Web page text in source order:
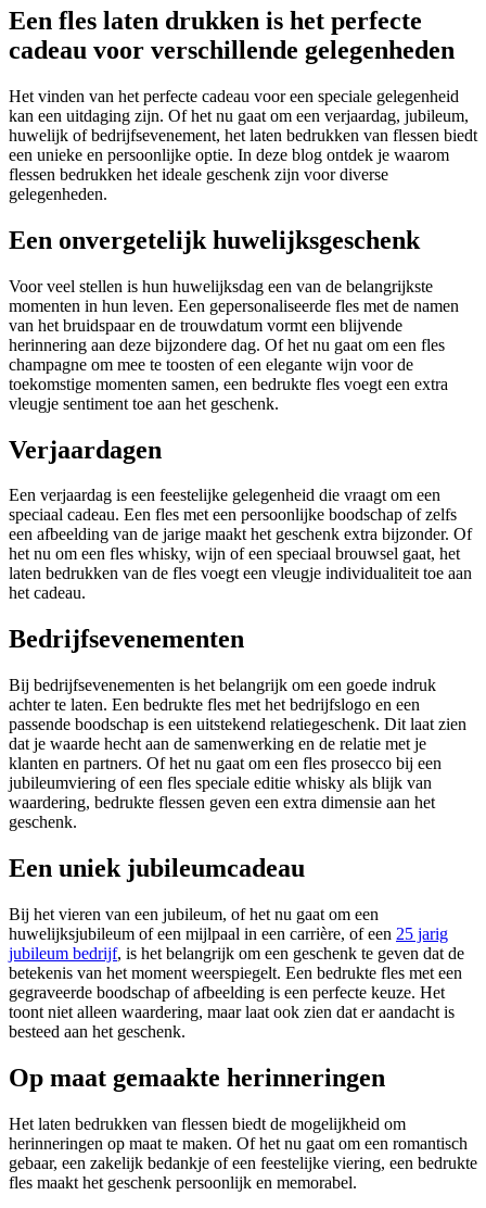
Een fles laten drukken is het perfecte
cadeau voor verschillende gelegenheden
Het vinden van het perfecte cadeau voor een speciale gelegenheid
kan een uitdaging zijn. Of het nu gaat om een verjaardag, jubileum,
huwelijk of bedrijfsevenement, het laten bedrukken van flessen biedt
een unieke en persoonlijke optie. In deze blog ontdek je waarom
flessen bedrukken het ideale geschenk zijn voor diverse
gelegenheden.
Een onvergetelijk huwelijksgeschenk
Voor veel stellen is hun huwelijksdag een van de belangrijkste
momenten in hun leven. Een gepersonaliseerde fles met de namen
van het bruidspaar en de trouwdatum vormt een blijvende
herinnering aan deze bijzondere dag. Of het nu gaat om een fles
champagne om mee te toosten of een elegante wijn voor de
toekomstige momenten samen, een bedrukte fles voegt een extra
vleugje sentiment toe aan het geschenk.
Verjaardagen
Een verjaardag is een feestelijke gelegenheid die vraagt om een
speciaal cadeau. Een fles met een persoonlijke boodschap of zelfs
een afbeelding van de jarige maakt het geschenk extra bijzonder. Of
het nu om een fles whisky, wijn of een speciaal brouwsel gaat, het
laten bedrukken van de fles voegt een vleugje individualiteit toe aan
het cadeau.
Bedrijfsevenementen
Bij bedrijfsevenementen is het belangrijk om een goede indruk
achter te laten. Een bedrukte fles met het bedrijfslogo en een
passende boodschap is een uitstekend relatiegeschenk. Dit laat zien
dat je waarde hecht aan de samenwerking en de relatie met je
klanten en partners. Of het nu gaat om een fles prosecco bij een
jubileumviering of een fles speciale editie whisky als blijk van
waardering, bedrukte flessen geven een extra dimensie aan het
geschenk.
Een uniek jubileumcadeau
Bij het vieren van een jubileum, of het nu gaat om een
huwelijksjubileum of een mijlpaal in een carrière, of een 25 jarig
jubileum bedrijf, is het belangrijk om een geschenk te geven dat de
betekenis van het moment weerspiegelt. Een bedrukte fles met een
gegraveerde boodschap of afbeelding is een perfecte keuze. Het
toont niet alleen waardering, maar laat ook zien dat er aandacht is
besteed aan het geschenk.
Op maat gemaakte herinneringen
Het laten bedrukken van flessen biedt de mogelijkheid om
herinneringen op maat te maken. Of het nu gaat om een romantisch
gebaar, een zakelijk bedankje of een feestelijke viering, een bedrukte
fles maakt het geschenk persoonlijk en memorabel.